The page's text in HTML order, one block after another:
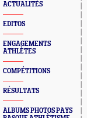
ACTUALITÉS
EDITOS
ENGAGEMENTS
ATHLÈTES
COMPÉTITIONS
RÉSULTATS
ALBUMS PHOTOS PAYS